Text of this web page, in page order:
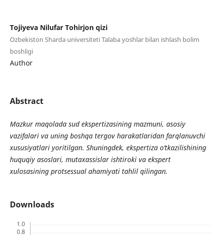
Tojiyeva Nilufar Tohirjon qizi
Ozbekiston Sharda universiteti Talaba yoshlar bilan ishlash bolim
boshligi
Author
Abstract
Mazkur maqolada sud ekspertizasining mazmuni, asosiy
vazifalari va uning boshqa tergov harakatlaridan farqlanuvchi
xususiyatlari yoritilgan. Shuningdek, ekspertiza o‘tkazilishining
huquqiy asoslari, mutaxassislar ishtiroki va ekspert
xulosasining protsessual ahamiyati tahlil qilingan.
Downloads